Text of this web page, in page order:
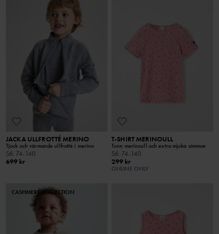
JACKA ULLFROTTÉ MERINO
Tjock och värmande ullfrotté i merino
Stl: 74-140
699 kr
T-SHIRT MERINOULL
Tunn merinoull och extra mjuka sömmar
Stl: 74-140
299 kr
ONLINE ONLY
CASHMERE COLLECTION